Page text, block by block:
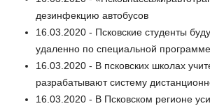
дезинфекцию автобусов
16.03.2020 - Псковские студенты
удаленно по специальной программе
16.03.2020 - В псковских школах
разрабатывают систему
16.03.2020 - В Псковском регионе